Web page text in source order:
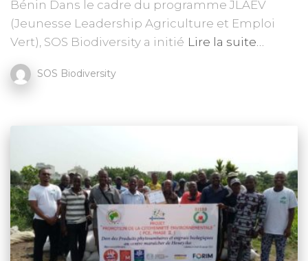
Bénin Dans le cadre du programme JLAEV
(Jeunesse Leadership Agriculture et Emploi
Vert), SOS Biodiversity a initié Lire la suite…
SOS Biodiversity